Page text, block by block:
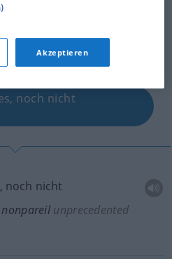
noch nicht
noch nicht
nonpareil unprecedented
Akzeptieren